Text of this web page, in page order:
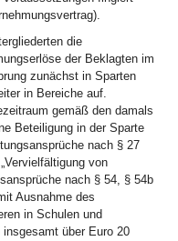
die
der Beklagten im
zunächst in Sparten
in Bereiche auf.
gemäß den damals
Beteiligung in der Sparte
nach § 27
von
nach § 54, § 54b
Ausnahme des
in Schulen und
über Euro 20